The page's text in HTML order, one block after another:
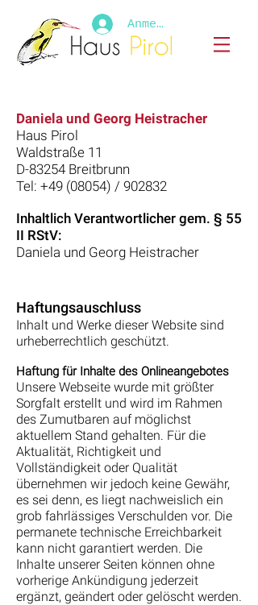
Anmelden
Daniela und Georg Heistracher
Haus Pirol
Waldstraße 11
D-83254 Breitbrunn
Tel: +49 (08054) / 902832
Inhaltlich Verantwortlicher gem. § 55
II RStV:
Daniela und Georg Heistracher
Haftungsauschluss
Inhalt und Werke dieser Website sind
urheberrechtlich geschützt.
Haftung für Inhalte des Onlineangebotes
Unsere Webseite wurde mit größter
Sorgfalt erstellt und wird im Rahmen
des Zumutbaren auf möglichst
aktuellem Stand gehalten. Für die
Aktualität, Richtigkeit und
Vollständigkeit oder Qualität
übernehmen wir jedoch keine Gewähr,
es sei denn, es liegt nachweislich ein
grob fahrlässiges Verschulden vor. Die
permanete technische Erreichbarkeit
kann nicht garantiert werden. Die
Inhalte unserer Seiten können ohne
vorherige Ankündigung jederzeit
ergänzt, geändert oder gelöscht werden.